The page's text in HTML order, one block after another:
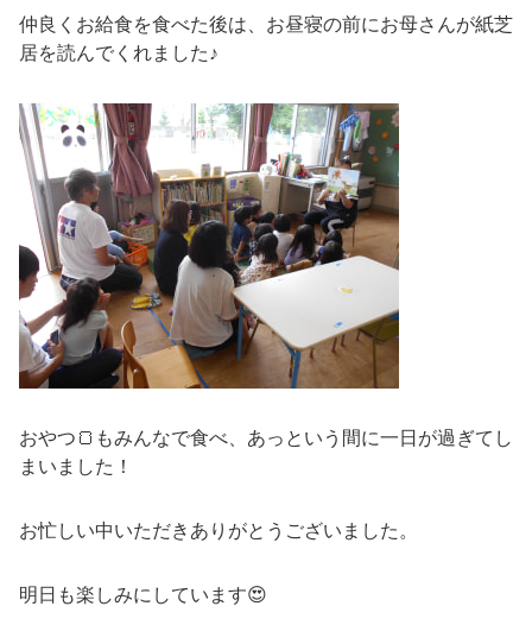
仲良くお給食を食べた後は、お昼寝の前にお母さんが紙芝
居を読んでくれました♪
おやつ🍞もみんなで食べ、あっという間に一日が過ぎてし
まいました！
お忙しい中いただきありがとうございました。
明日も楽しみにしています😍